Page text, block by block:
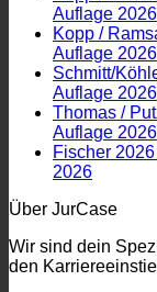
Auflage 2026
Kopp /
Auflage 2026
Schmitt/
Auflage 2026
Thomas /
Auflage 2026
Fischer
2026
Über JurCase
Wir sind dein
den